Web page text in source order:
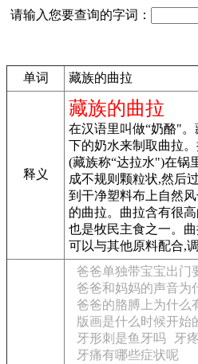
请输入您要查询的字词：
单词 藏族的曲拉
释义
藏族的曲拉
在汉语里叫做“奶酪"
下的奶水来制取曲拉
(藏族称“达拉水")在锅
成不规则颗粒状,然后
到干净塑料布上自然
的曲拉。曲拉含有很
也是牧民主食之一。
可以与其他原料配合,
爸爸单独带宝宝出门
爸爸和妈妈的声音为
爸爸的胳膊上为什么
版画是什么时候开始
牙形刺是鱼牙吗
牙
牙痛有哪些症状呢